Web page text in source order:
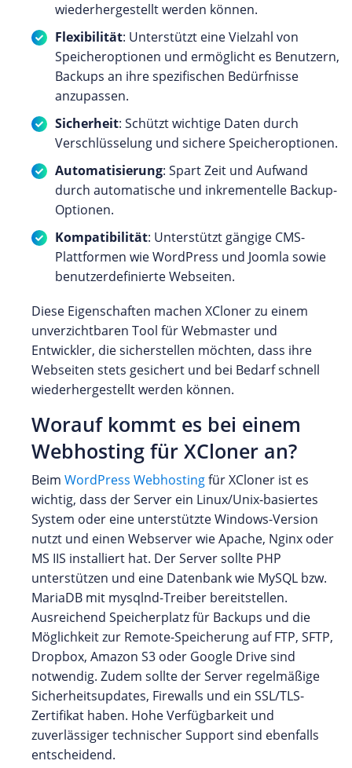
wiederhergestellt werden können.
Flexibilität: Unterstützt eine Vielzahl von
Speicheroptionen und ermöglicht es Benutzern,
Backups an ihre spezifischen Bedürfnisse
anzupassen.
Sicherheit: Schützt wichtige Daten durch
Verschlüsselung und sichere Speicheroptionen.
Automatisierung: Spart Zeit und Aufwand
durch automatische und inkrementelle Backup-
Optionen.
Kompatibilität: Unterstützt gängige CMS-
Plattformen wie WordPress und Joomla sowie
benutzerdefinierte Webseiten.
Diese Eigenschaften machen XCloner zu einem
unverzichtbaren Tool für Webmaster und
Entwickler, die sicherstellen möchten, dass ihre
Webseiten stets gesichert und bei Bedarf schnell
wiederhergestellt werden können.
Worauf kommt es bei einem
Webhosting für XCloner an?
Beim WordPress Webhostingfür XCloner ist es
wichtig, dass der Server ein Linux/Unix-basiertes
System oder eine unterstützte Windows-Version
nutzt und einen Webserver wie Apache, Nginx oder
MS IIS installiert hat. Der Server sollte PHP
unterstützen und eine Datenbank wie MySQL bzw.
MariaDB mit mysqlnd-Treiber bereitstellen.
Ausreichend Speicherplatz für Backups und die
Möglichkeit zur Remote-Speicherung auf FTP, SFTP,
Dropbox, Amazon S3 oder Google Drive sind
notwendig. Zudem sollte der Server regelmäßige
Sicherheitsupdates, Firewalls und ein SSL/TLS-
Zertifikat haben. Hohe Verfügbarkeit und
zuverlässiger technischer Support sind ebenfalls
entscheidend.